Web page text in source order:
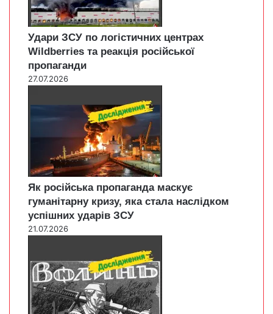
Удари ЗСУ по логістичних центрах
Wildberries та реакція російської
пропаганди
27.07.2026
Як російська пропаганда маскує
гуманітарну кризу, яка стала наслідком
успішних ударів ЗСУ
21.07.2026